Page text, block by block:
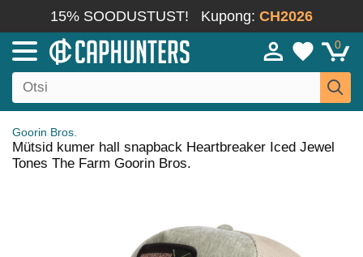
15% SOODUSTUST! Kupong: CH2026
0
Goorin Bros.
Mütsid kumer hall snapback Heartbreaker Iced Jewel
Tones The Farm Goorin Bros.